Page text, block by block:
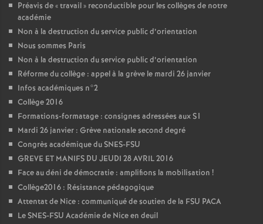
Préavis de «travail» reconductible pour les collèges de notre
académie
Non à la destruction du service public d’orientation
Nous sommes Paris
Non à la destruction du service public d’orientation
Réforme du collège : appel à la grève le mardi 26 janvier
Infos académiques n°2
Collège 2016
Formations-formatage : consignes adressées aux S1
Mardi 26 janvier : Grève nationale second degré
Congrès académique du SNES-FSU
GREVE ET MANIFS DU JEUDI 28 AVRIL 2016
Face au déni de démocratie : amplifions la mobilisation !
Collège2016 : Résistance pédagogique
Attentat de Nice : communiqué de soutien de la FSU PACA
Le SNES-FSU Académie de Nice en deuil